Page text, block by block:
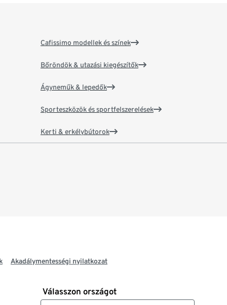
Cafissimo modellek és színek
Bőröndök & utazási kiegészítők
Ágyneműk & lepedők
Sporteszközök és sportfelszerelések
Kerti & erkélybútorok
Akadálymentességi nyilatkozat
Válasszon országot